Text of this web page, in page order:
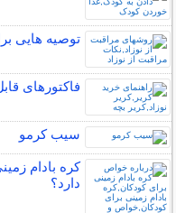
توصیه هایی
فاکتورهای
سیب کرمو
کره بادام
دارد؟